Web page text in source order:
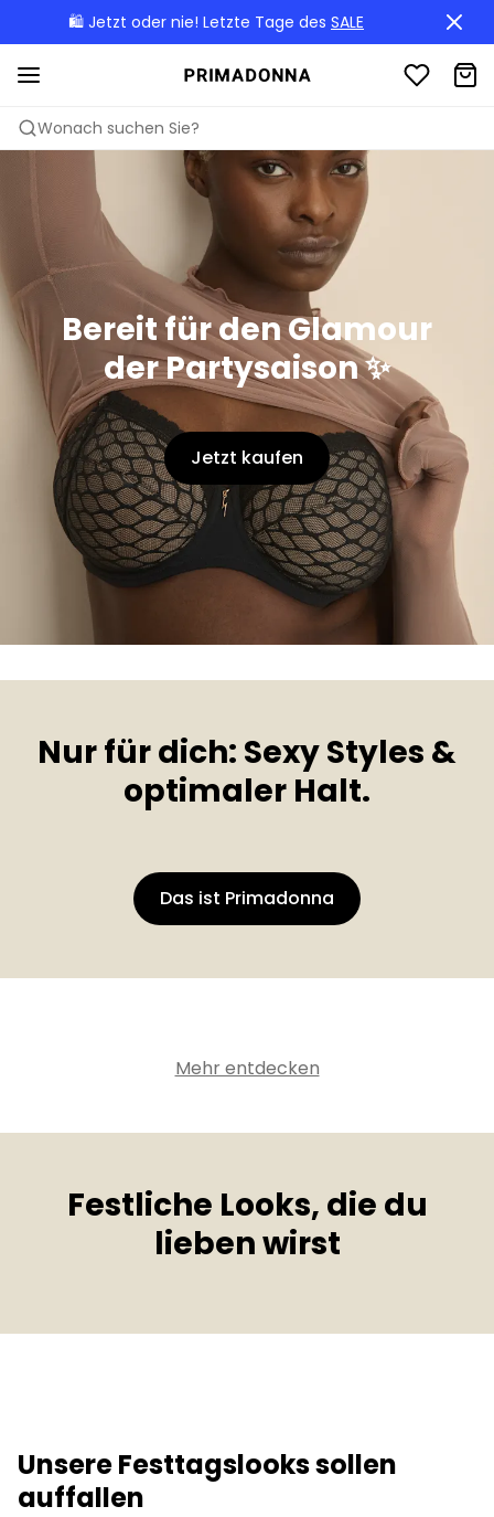
🛍️ Jetzt oder nie! Letzte Tage des SALE
Wonach suchen Sie?
Bereit für den Glamour
der Partysaison ✨
Jetzt kaufen
Nur für dich: Sexy Styles &
optimaler Halt.
Das ist Primadonna
Mehr entdecken
Festliche Looks, die du
lieben wirst
Unsere Festtagslooks sollen
auffallen